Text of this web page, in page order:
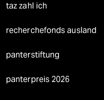
taz zahl ich
recherchefonds ausland
panterstiftung
panterpreis 2026